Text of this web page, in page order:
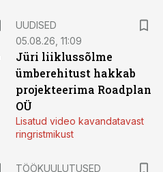
UUDISED
05.08.26, 11:09
Jüri liiklussõlme
ümberehitust hakkab
projekteerima Roadplan
OÜ
Lisatud video kavandatavast
ringristmikust
TÖÖKUULUTUSED